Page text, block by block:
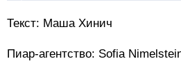
Текст: Маша Хинич
Пиар-агентство: Sofia